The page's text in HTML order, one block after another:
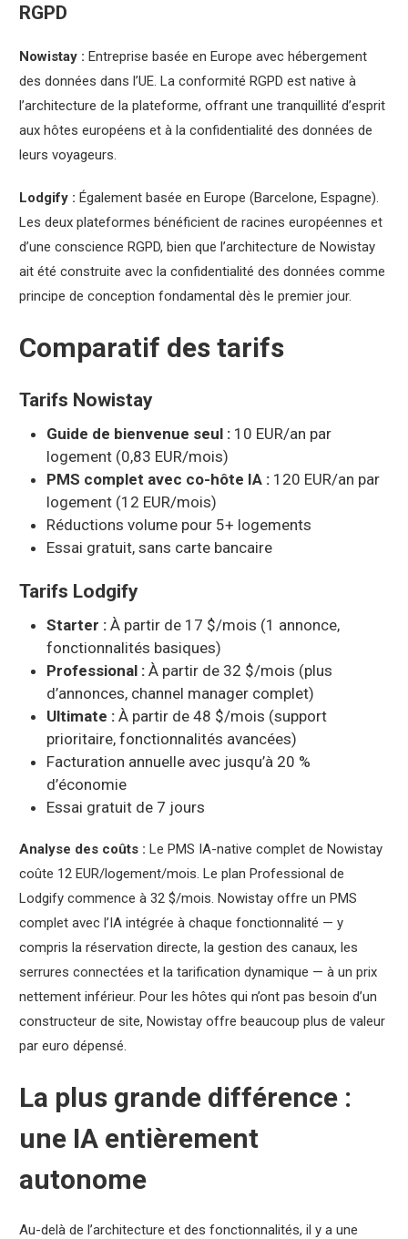
RGPD
Nowistay : Entreprise basée en Europe avec hébergement
des données dans l’UE. La conformité RGPD est native à
l’architecture de la plateforme, offrant une tranquillité d’esprit
aux hôtes européens et à la confidentialité des données de
leurs voyageurs.
Lodgify : Également basée en Europe (Barcelone, Espagne).
Les deux plateformes bénéficient de racines européennes et
d’une conscience RGPD, bien que l’architecture de Nowistay
ait été construite avec la confidentialité des données comme
principe de conception fondamental dès le premier jour.
Comparatif des tarifs
Tarifs Nowistay
Guide de bienvenue seul :10 EUR/an par
logement (0,83 EUR/mois)
PMS complet avec co-hôte IA :120 EUR/an par
logement (12 EUR/mois)
Réductions volume pour 5+ logements
Essai gratuit, sans carte bancaire
Tarifs Lodgify
Starter :À partir de 17 $/mois (1 annonce,
fonctionnalités basiques)
Professional :À partir de 32 $/mois (plus
d’annonces, channel manager complet)
Ultimate :À partir de 48 $/mois (support
prioritaire, fonctionnalités avancées)
Facturation annuelle avec jusqu’à 20 %
d’économie
Essai gratuit de 7 jours
Analyse des coûts : Le PMS IA-native complet de Nowistay
coûte 12 EUR/logement/mois. Le plan Professional de
Lodgify commence à 32 $/mois. Nowistay offre un PMS
complet avec l’IA intégrée à chaque fonctionnalité — y
compris la réservation directe, la gestion des canaux, les
serrures connectées et la tarification dynamique — à un prix
nettement inférieur. Pour les hôtes qui n’ont pas besoin d’un
constructeur de site, Nowistay offre beaucoup plus de valeur
par euro dépensé.
La plus grande différence :
une IA entièrement
autonome
Au-delà de l’architecture et des fonctionnalités, il y a une